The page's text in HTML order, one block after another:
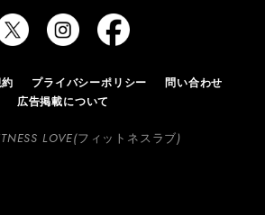
プライバシーポリシー
問い合わせ
広告掲載について
LOVE(フィットネスラブ)